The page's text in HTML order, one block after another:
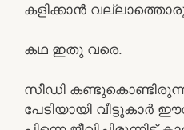
കളിക്കാന്‍
കഥ ഇതു വരെ.
സീഡി
പേടിയായി വീട്ടുകാര്‍